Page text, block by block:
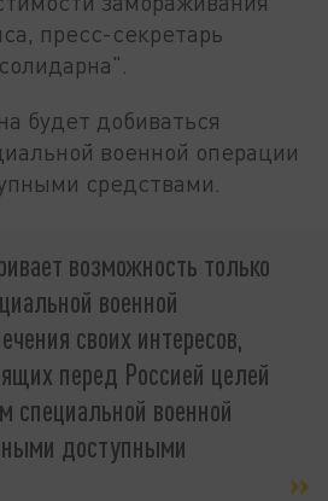
пресс-секретарь
будет добиваться
военной операции
средствами.
возможность только
военной
своих интересов,
перед Россией целей
специальной военной
доступными